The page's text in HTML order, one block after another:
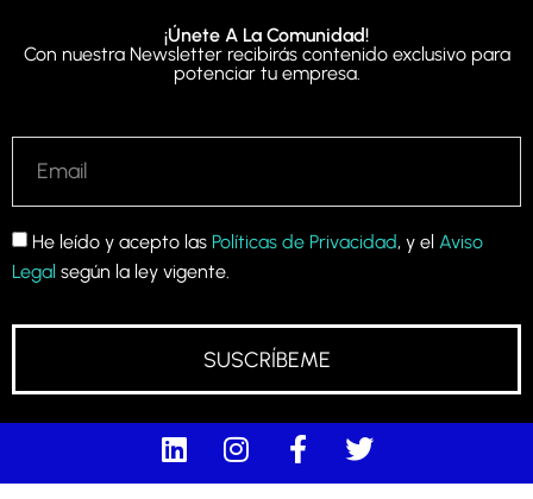
¡Únete A La Comunidad!
Con nuestra Newsletter recibirás contenido exclusivo para
potenciar tu empresa.
He leído y acepto las Políticas de Privacidad, y el Aviso
Legal según la ley vigente.
SUSCRÍBEME